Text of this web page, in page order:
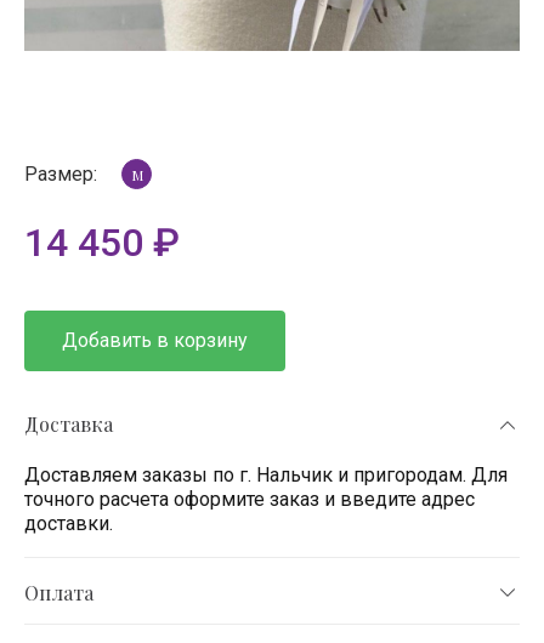
Размер: M
14 450 ₽
Добавить в корзину
Доставка
Доставляем заказы по г. Нальчик и пригородам. Для
точного расчета оформите заказ и введите адрес
доставки.
Оплата